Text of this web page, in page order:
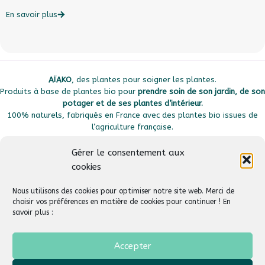
Gérer le consentement aux
cookies
Nous utilisons des cookies pour optimiser notre site web. Merci de
choisir vos préférences en matière de cookies pour continuer ! En
savoir plus :
Accepter
En savoir plus
AÏAKO, des plantes pour soigner les plantes.
Produits à base de plantes bio pour prendre soin de son jardin, de son
potager et de ses plantes d’intérieur.
100% naturels, fabriqués en France avec des plantes bio issues de
l’agriculture française.
Liens utiles
Suivez-nous
Aide & Support